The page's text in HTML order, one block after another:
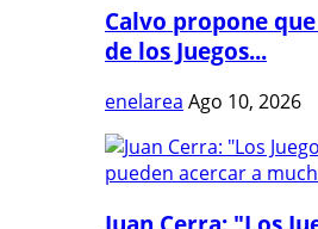
Calvo propone
de los Juegos...
enelarea Ago 10, 2026